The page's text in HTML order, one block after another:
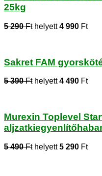
25kg
5 290 Fthelyett4 990 Ft
Sakret FAM
5 390 Fthelyett4 490 Ft
Murexin Toplevel
5 490 Fthelyett5 290 Ft